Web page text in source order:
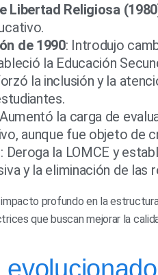
Libertad Religiosa
de 1990: Introdujo
la Educación
la inclusión y la
la carga de
aunque fue objeto de
: Deroga la LOMCE y
y la eliminación de las
profundo en la
que buscan mejorar la